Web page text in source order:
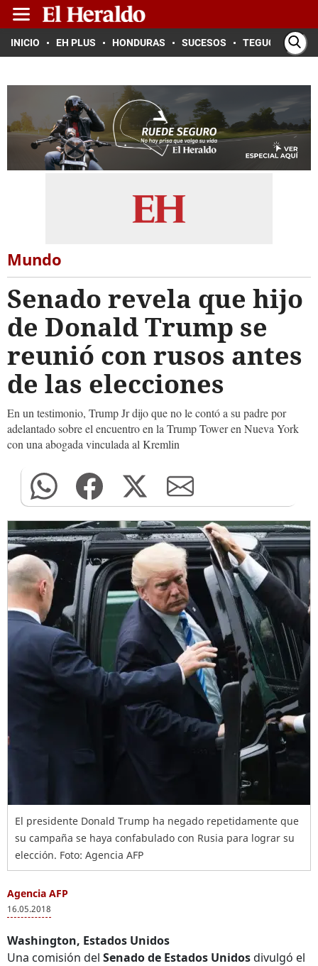
INICIO EH PLUS HONDURAS SUCESOS TEGUCIGALPA
Mundo
Senado revela que hijo
de Donald Trump se
reunió con rusos antes
de las elecciones
En un testimonio, Trump Jr dijo que no le contó a su padre por
adelantado sobre el encuentro en la Trump Tower en Nueva York
con una abogada vinculada al Kremlin
El presidente Donald Trump ha negado repetidamente que
su campaña se haya confabulado con Rusia para lograr su
elección. Foto: Agencia AFP
Agencia AFP
16.05.2018
Washington, Estados Unidos
Una comisión del Senado de Estados Unidosdivulgó el